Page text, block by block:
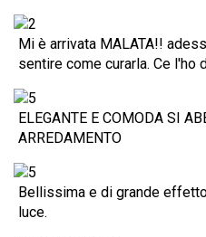
Mi è arrivata MALATA!!
sentire come curarla. Ce l'ho
ELEGANTE E COMODA SI
ARREDAMENTO
Bellissima e di grande
luce.